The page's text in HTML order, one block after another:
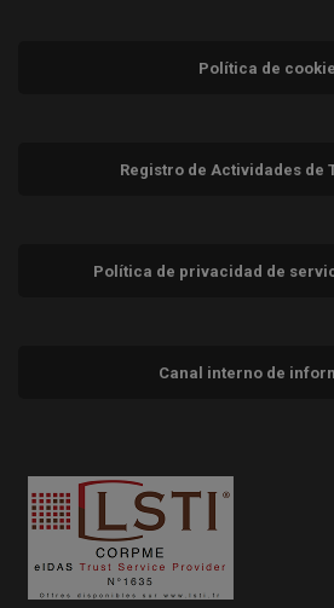
Política de
Registro de Actividades de
Política de privacidad de
Canal interno de